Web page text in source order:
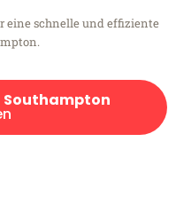
eine schnelle und effiziente